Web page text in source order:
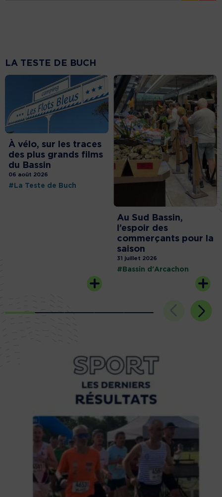
LA TESTE DE BUCH
À vélo, sur les traces
des plus grands films
du Bassin
06 août 2026
#La Teste de Buch
Au Sud Bassin,
l’espoir des
commerçants pour la
saison
31 juillet 2026
#Bassin d'Arcachon